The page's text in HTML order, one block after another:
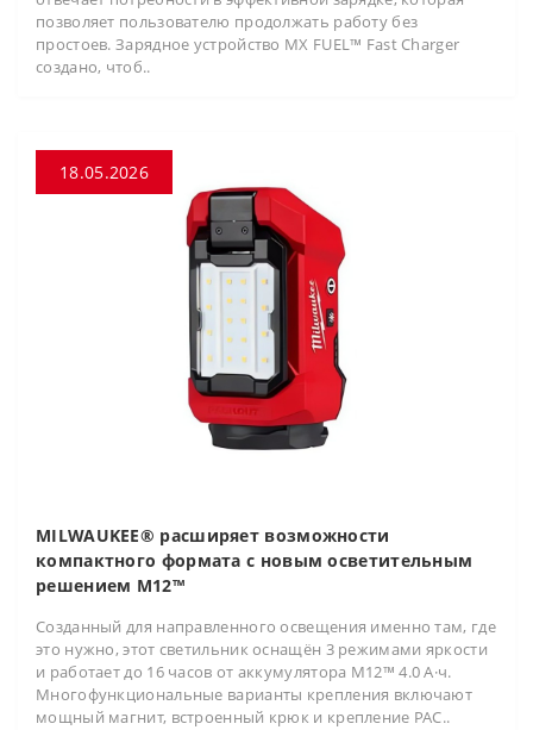
позволяет пользователю продолжать работу без
простоев. Зарядное устройство MX FUEL™ Fast Charger
создано, чтоб..
18.05.2026
MILWAUKEE® расширяет возможности
компактного формата с новым осветительным
решением M12™
Созданный для направленного освещения именно там, где
это нужно, этот светильник оснащён 3 режимами яркости
и работает до 16 часов от аккумулятора M12™ 4.0 А·ч.
Многофункциональные варианты крепления включают
мощный магнит, встроенный крюк и крепление PAC..